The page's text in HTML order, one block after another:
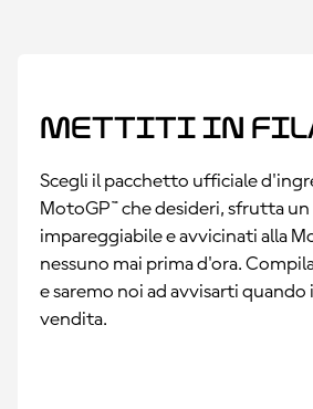
Mettiti in
Scegli il pacchetto ufficiale
MotoGP™ che desideri, sfrutta un
impareggiabile e avvicinati alla
nessuno mai prima d'ora.
e saremo noi ad avvisarti quando
vendita.